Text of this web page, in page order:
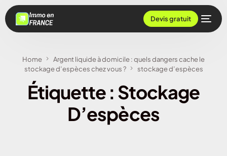
Devis gratuit
Home
Argent liquide à domicile : quels dangers cache le
stockage d’espèces chez vous ?
stockage d’espèces
Étiquette : Stockage
D’espèces